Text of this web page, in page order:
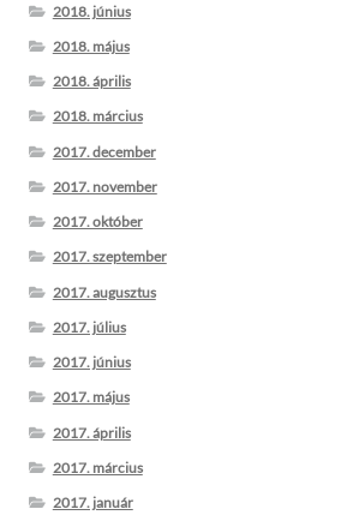
2018. június
2018. május
2018. április
2018. március
2017. december
2017. november
2017. október
2017. szeptember
2017. augusztus
2017. július
2017. június
2017. május
2017. április
2017. március
2017. január